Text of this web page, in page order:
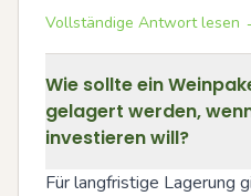
Vollständige Antwort lesen
Wie sollte ein
gelagert werden,
investieren will?
Für langfristige Lagerung